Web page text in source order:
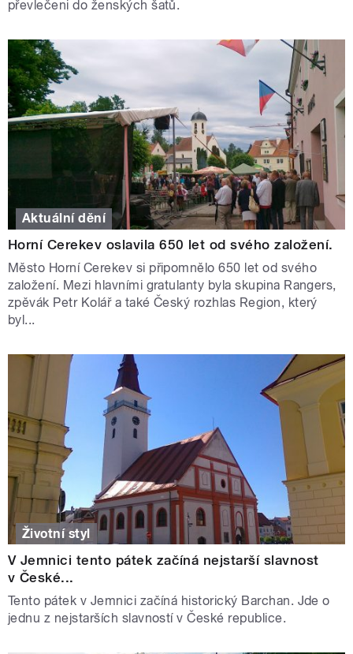
převlečeni do ženských šatů.
Aktuální dění
Horní Cerekev oslavila 650 let od svého založení.
Město Horní Cerekev si připomnělo 650 let od svého
založení. Mezi hlavními gratulanty byla skupina Rangers,
zpěvák Petr Kolář a také Český rozhlas Region, který
byl...
Životní styl
V Jemnici tento pátek začíná nejstarší slavnost
v České...
Tento pátek v Jemnici začíná historický Barchan. Jde o
jednu z nejstarších slavností v České republice.